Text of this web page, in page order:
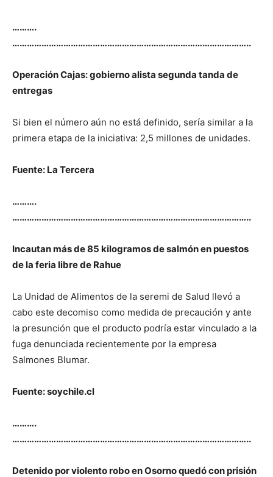
……….
……………………………………………………………………………………..
Operación Cajas: gobierno alista segunda tanda de
entregas
Si bien el número aún no está definido, sería similar a la
primera etapa de la iniciativa: 2,5 millones de unidades.
Fuente: La Tercera
……….
……………………………………………………………………………………..
Incautan más de 85 kilogramos de salmón en puestos
de la feria libre de Rahue
La Unidad de Alimentos de la seremi de Salud llevó a
cabo este decomiso como medida de precaución y ante
la presunción que el producto podría estar vinculado a la
fuga denunciada recientemente por la empresa
Salmones Blumar.
Fuente: soychile.cl
……….
……………………………………………………………………………………..
Detenido por violento robo en Osorno quedó con prisión